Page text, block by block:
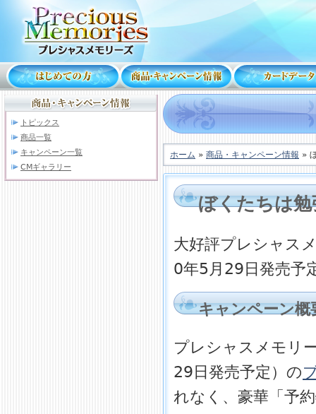
トピックス
商品一覧
キャンペーン一覧
CMギャラリー
ホーム » 商品・キャンペーン情報 »
ぼくたちは
大好評プレシャス
0年5月29日発売予
キャンペーン概
プレシャスメモリ
29日発売予定）の
れなく、豪華「予